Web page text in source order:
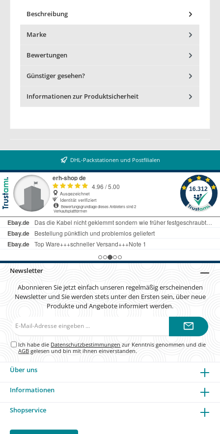
Beschreibung
Marke
Bewertungen
Günstiger gesehen?
Informationen zur Produktsicherheit
DHL-Packstationen und Postfilialen
Newsletter
Abonnieren Sie jetzt einfach unseren regelmäßig erscheinenden
Newsletter und Sie werden stets unter den Ersten sein, über neue
Produkte und Angebote informiert werden.
Ich habe die Datenschutzbestimmungen zur Kenntnis genommen und die
AGB gelesen und bin mit ihnen einverstanden.
Über uns
Informationen
Shopservice